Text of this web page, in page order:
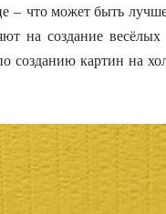
– что может быть
на создание
созданию картин на